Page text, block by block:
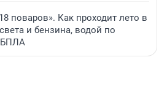
поваров». Как проходит лето в
и бензина, водой по
БПЛА